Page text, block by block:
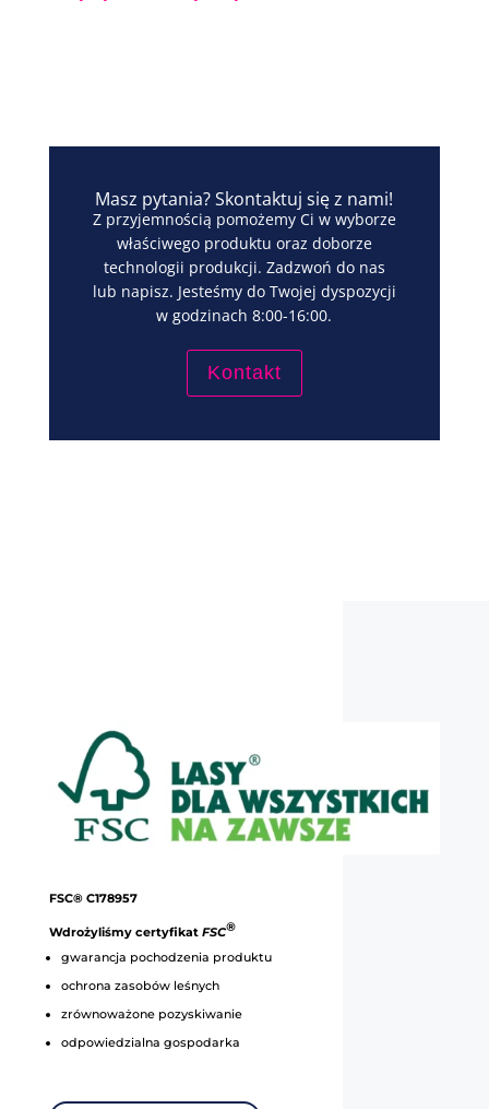
Masz pytania? Skontaktuj się z nami!
Z przyjemnością pomożemy Ci w wyborze
właściwego produktu oraz doborze
technologii produkcji. Zadzwoń do nas
lub napisz. Jesteśmy do Twojej dyspozycji
w godzinach 8:00-16:00.
Kontakt
FSC® C178957
Wdrożyliśmy certyfikat FSC®
gwarancja pochodzenia produktu
ochrona zasobów leśnych
zrównoważone pozyskiwanie
odpowiedzialna gospodarka